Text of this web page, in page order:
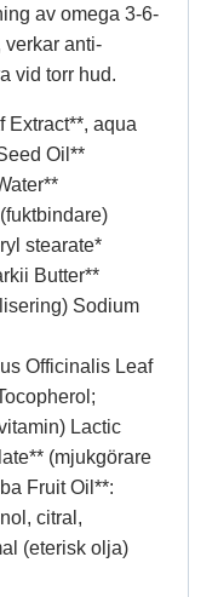
av omega 3-6-
verkar anti-
vid torr hud.
Extract**, aqua
Oil**
stearate*
Butter**
Sodium
Officinalis Leaf
Lactic
(mjukgörare
Fruit Oil**:
citral,
(eterisk olja)